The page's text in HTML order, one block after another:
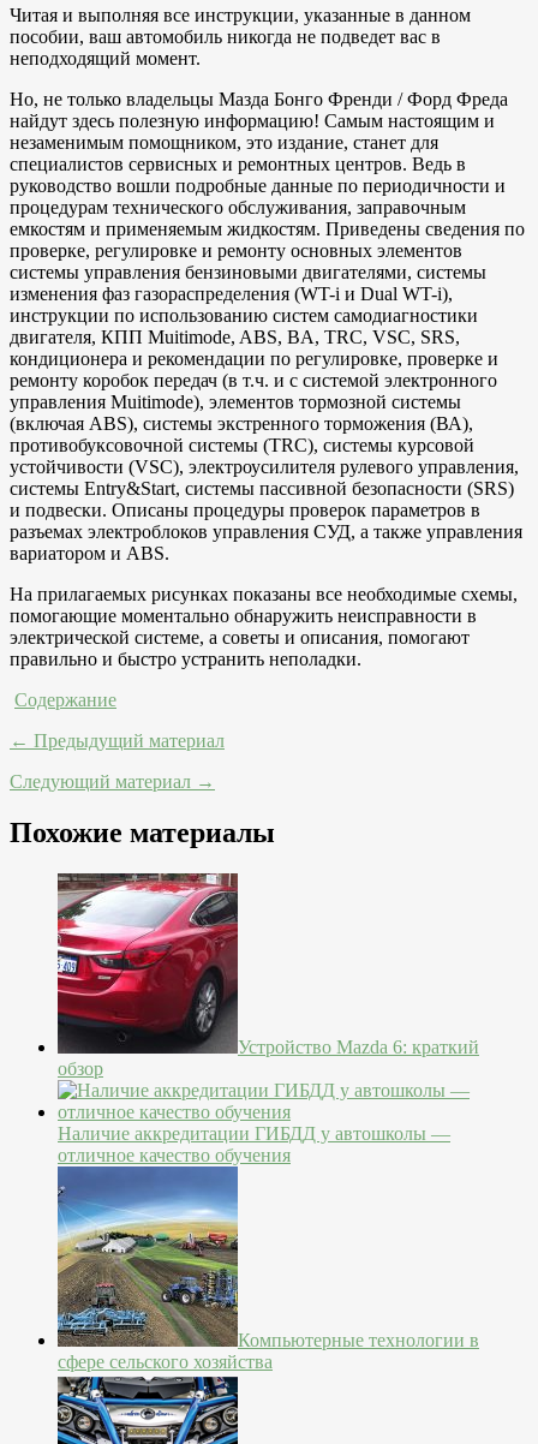
Читая и выполняя все инструкции, указанные в данном
пособии, ваш автомобиль никогда не подведет вас в
неподходящий момент.
Но, не только владельцы Мазда Бонго Френди / Форд Фреда
найдут здесь полезную информацию! Самым настоящим и
незаменимым помощником, это издание, станет для
специалистов сервисных и ремонтных центров. Ведь в
руководство вошли подробные данные по периодичности и
процедурам технического обслуживания, заправочным
емкостям и применяемым жидкостям. Приведены сведения по
проверке, регулировке и ремонту основных элементов
системы управления бензиновыми двигателями, системы
изменения фаз газораспределения (WT-i и Dual WT-i),
инструкции по использованию систем самодиагностики
двигателя, КПП Muitimode, ABS, BA, TRC, VSC, SRS,
кондиционера и рекомендации по регулировке, проверке и
ремонту коробок передач (в т.ч. и с системой электронного
управления Muitimode), элементов тормозной системы
(включая ABS), системы экстренного торможения (ВА),
противобуксовочной системы (TRC), системы курсовой
устойчивости (VSC), электроусилителя рулевого управления,
системы Entry&Start, системы пассивной безопасности (SRS)
и подвески. Описаны процедуры проверок параметров в
разъемах электроблоков управления СУД, а также управления
вариатором и ABS.
На прилагаемых рисунках показаны все необходимые схемы,
помогающие моментально обнаружить неисправности в
электрической системе, а советы и описания, помогают
правильно и быстро устранить неполадки.
Содержание
← Предыдущий материал
Следующий материал →
Похожие материалы
Устройство Mazda 6: краткий
обзор
Наличие аккредитации ГИБДД у автошколы —
отличное качество обучения
Компьютерные технологии в
сфере сельского хозяйства